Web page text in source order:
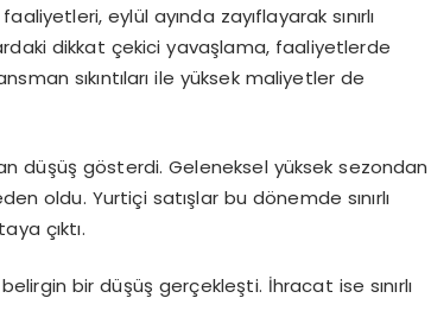
eylül ayında zayıflayarak sınırlı
dikkat çekici yavaşlama, faaliyetlerde
sıkıntıları ile yüksek maliyetler de
düşüş gösterdi. Geleneksel yüksek sezondan
oldu. Yurtiçi satışlar bu dönemde sınırlı
çıktı.
bir düşüş gerçekleşti. İhracat ise sınırlı